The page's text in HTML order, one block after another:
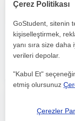
Çerez Politikası
GoStudent, sitenin
kişiselleştirmek,
yanı sıra size
verileri depolar.
"Kabul Et"
etmiş olursunuz
Çerezler